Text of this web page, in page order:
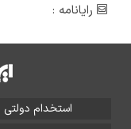
رایانامه :
استخدام دولتی